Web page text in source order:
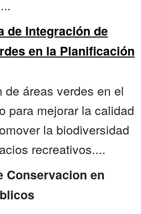
de Integración de
en la Planificación
de áreas verdes en el
para mejorar la calidad
la biodiversidad
recreativos....
Conservacion en